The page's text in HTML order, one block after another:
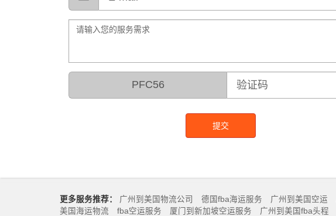
PFC56
提交
更多服务推荐： 广州到美国物流公司 德国fba海运服务 广州到美国空运
美国海运物流
fba空运服务 厦门到新加坡空运服务 广州到美国fba头程